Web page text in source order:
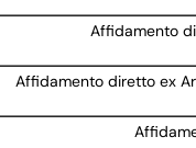
Affidamento
Affidamento diretto ex